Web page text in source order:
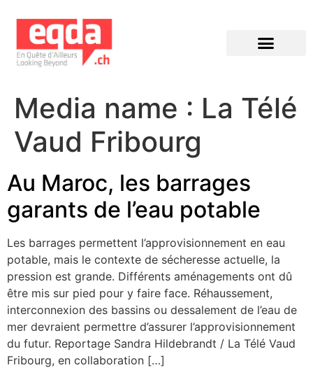
Media name : La Télé
Vaud Fribourg
Au Maroc, les barrages
garants de l’eau potable
Les barrages permettent l’approvisionnement en eau
potable, mais le contexte de sécheresse actuelle, la
pression est grande. Différents aménagements ont dû
être mis sur pied pour y faire face. Réhaussement,
interconnexion des bassins ou dessalement de l’eau de
mer devraient permettre d’assurer l’approvisionnement
du futur. Reportage Sandra Hildebrandt / La Télé Vaud
Fribourg, en collaboration […]